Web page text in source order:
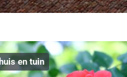
huis en tuin